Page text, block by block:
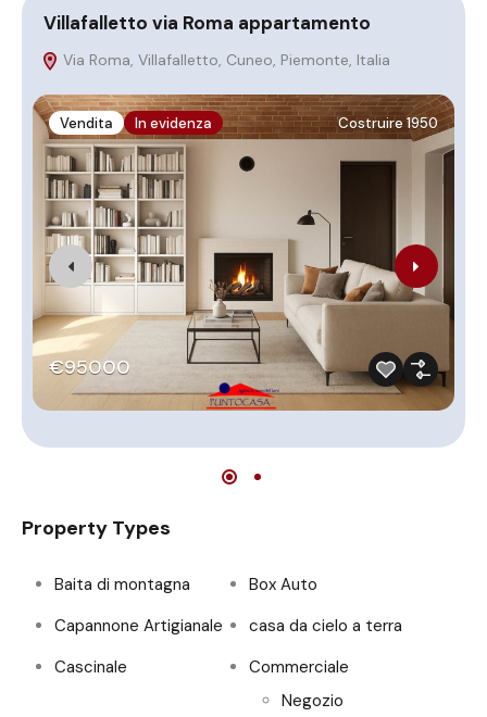
Villafalletto via Roma appartamento
Via Roma, Villafalletto, Cuneo, Piemonte, Italia
Vendita In evidenza Costruire 1950
€95000
Property Types
Baita di montagna
Box Auto
Capannone Artigianale
casa da cielo a terra
Cascinale
Commerciale
Negozio